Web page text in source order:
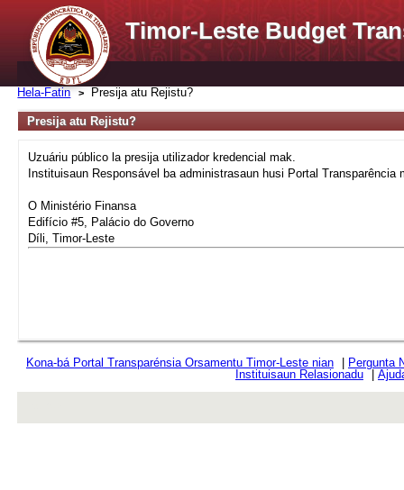
Timor-Leste Budget
Hela-Fatin Presija atu Rejistu?
Presija atu Rejistu?
Uzuáriu público la presija utilizador kredencial mak.
Instituisaun Responsável ba administrasaun husi Portal Transparência
O Ministério Finansa
Edifício #5, Palácio do Governo
Díli, Timor-Leste
Kona-bá Portal Transparénsia Orsamentu Timor-Leste nian
Pergunta
Instituisaun Relasionadu